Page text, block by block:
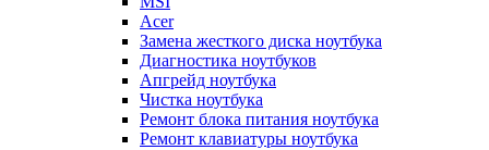
Acer
Замена жесткого диска ноутбука
Диагностика ноутбуков
Апгрейд ноутбука
Чистка ноутбука
Ремонт блока питания ноутбука
Ремонт клавиатуры ноутбука